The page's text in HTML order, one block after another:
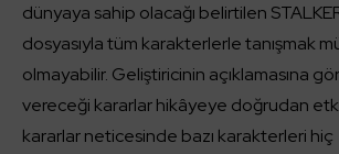
dünyaya sahip olacağı belirtilen
dosyasıyla tüm karakterlerle tanışmak
olmayabilir. Geliştiricinin açıklamasına
vereceği kararlar hikâyeye doğrudan
kararlar neticesinde bazı karakterleri hiç